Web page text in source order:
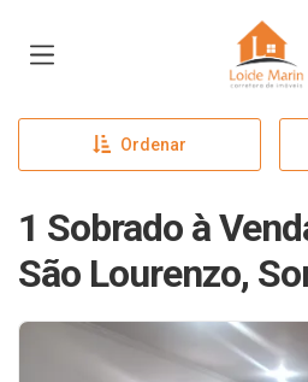
Página
Ordenar
1 Sobrado à
São Lourenzo,